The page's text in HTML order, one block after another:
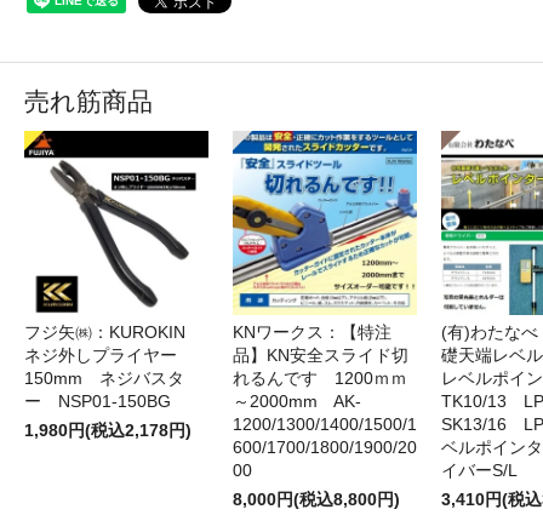
売れ筋商品
フジ矢㈱：KUROKIN
ネジ外しプライヤー
150mm ネジバスタ
ー NSP01-150BG
1,980円(税込2,178円)
KNワークス：【特注
品】KN安全スライド切
れるんです 1200ｍｍ
～2000mm AK-
1200/1300/1400/1500/1
600/1700/1800/1900/20
00
8,000円(税込8,800円)
(有)わたな
礎天端レベ
レベルポイ
TK10/13
SK13/16
ベルポイン
イバーS/L
3,410円(税